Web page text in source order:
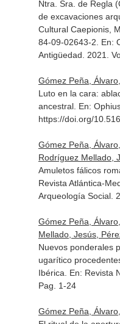
Ntra. Sra. de Regla
de excavaciones
Cultural Caepionis,
84-09-02643-2. En:
Antigüedad . 2021.
Gómez Peña,
Luto en la cara:
ancestral. En:
https://doi.org/
Gómez Peña,
Rodríguez Mellado,
Amuletos fálicos
Revista Atlántica-
Arqueología Social.
Gómez Peña,
Mellado, Jesús,
Nuevos ponderales
ugarítico
Ibérica. En: Revista
Pag. 1-24
Gómez Peña,